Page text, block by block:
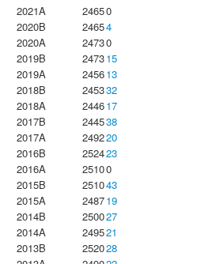
2021A
24650
2020B
24654
2020A
24730
2019B
247315
2019A
245613
2018B
245332
2018A
244617
2017B
244538
2017A
249220
2016B
252423
2016A
25100
2015B
251043
2015A
248719
2014B
250027
2014A
249521
2013B
252028